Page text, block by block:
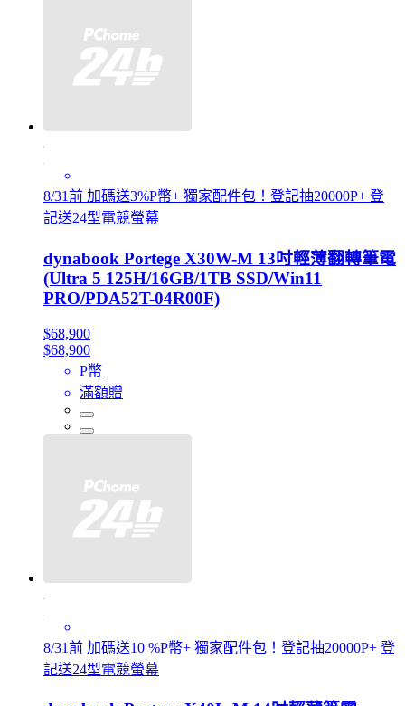
8/31前 加碼送3%P幣+ 獨家配件包！登記抽20000P+ 登
記送24型電競螢幕
dynabook Portege X30W-M 13吋輕薄翻轉筆電
(Ultra 5 125H/16GB/1TB SSD/Win11
PRO/PDA52T-04R00F)
$68,900
$68,900
P幣
滿額贈
8/31前 加碼送10 %P幣+ 獨家配件包！登記抽20000P+ 登
記送24型電競螢幕